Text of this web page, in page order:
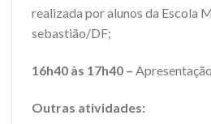
realizada por alunos da Escola
sebastião/DF;
16h40 às 17h40 –
Outras atividades: